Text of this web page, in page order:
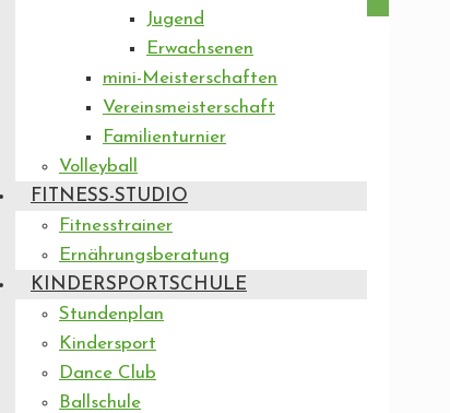
Jugend
Erwachsenen
mini-Meisterschaften
Vereinsmeisterschaft
Familienturnier
Volleyball
FITNESS-STUDIO
Fitnesstrainer
Ernährungsberatung
KINDERSPORTSCHULE
Stundenplan
Kindersport
Dance Club
Ballschule